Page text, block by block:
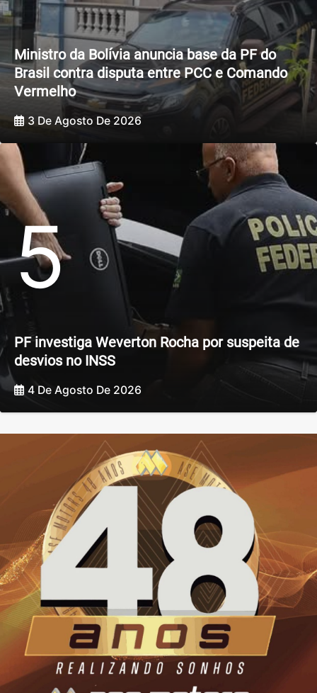
Ministro da Bolívia anuncia base da PF do
Brasil contra disputa entre PCC e Comando
Vermelho
3 De Agosto De 2026
5
PF investiga Weverton Rocha por suspeita de
desvios no INSS
4 De Agosto De 2026